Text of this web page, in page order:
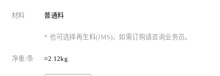
材料 普通料
* 也可选择再生料(JMS)，如需订购请咨询业务员。
净重/条 ≈2.12kg